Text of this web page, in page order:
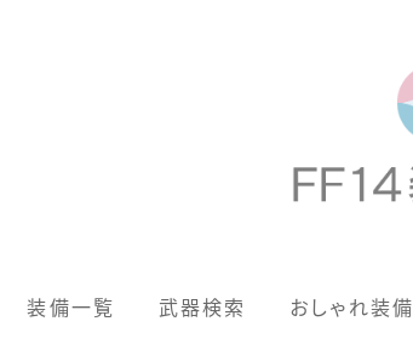
装備一覧 武器検索 おしゃれ装備
男女別デザイン